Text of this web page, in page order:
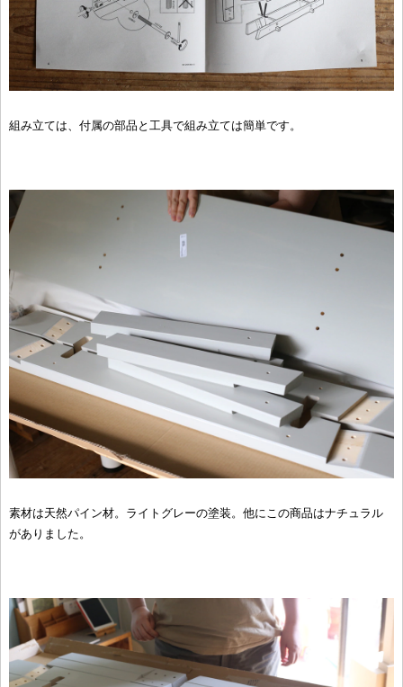
組み立ては、付属の部品と工具で組み立ては簡単です。
素材は天然パイン材。ライトグレーの塗装。他にこの商品はナチュラル
がありました。